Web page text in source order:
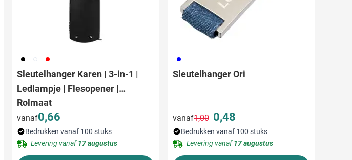
001 002 008
Sleutelhanger Karen | 3-in-1 |
Ledlampje | Flesopener |
Rolmaat
vanaf0,66
Bedrukken vanaf 100 stuks
Levering vanaf17 augustus
005
Sleutelhanger Ori
vanaf
Normale prijs
1,00 0,48
Bedrukken vanaf 100 stuks
Levering vanaf17 augustus